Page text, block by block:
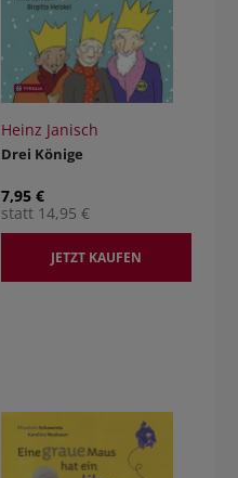
Heinz Janisch
Drei Könige
7,95 €
statt 14,95 €
JETZT KAUFEN